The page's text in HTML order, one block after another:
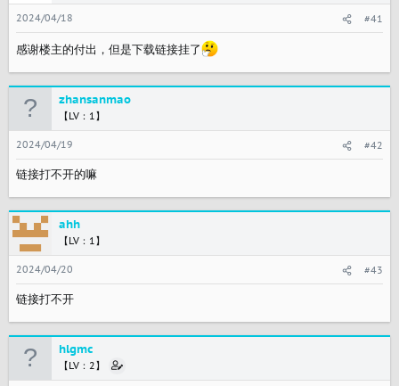
2024/04/18 #41
感谢楼主的付出，但是下载链接挂了
zhansanmao
【LV：1】
2024/04/19 #42
链接打不开的嘛
ahh
【LV：1】
2024/04/20 #43
链接打不开
hlgmc
【LV：2】